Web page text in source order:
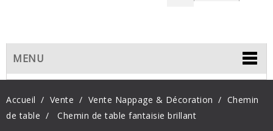
MENU
Accueil Vente Vente Nappage & Décoration
Chemin
de table
Chemin de table fantaisie brillant